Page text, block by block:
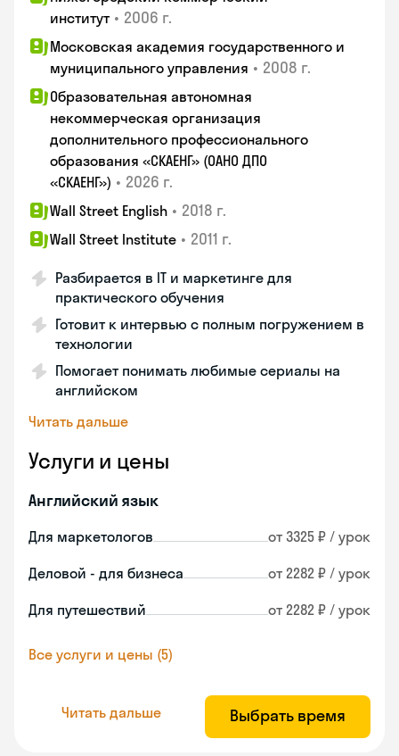
институт • 2006 г.
Московская академия государственного и
муниципального управления • 2008 г.
Образовательная автономная
некоммерческая организация
дополнительного профессионального
образования «СКАЕНГ» (ОАНО ДПО
«СКАЕНГ») • 2026 г.
Wall Street English • 2018 г.
Wall Street Institute • 2011 г.
Разбирается в IT и маркетинге для
практического обучения
Готовит к интервью с полным погружением в
технологии
Помогает понимать любимые сериалы на
английском
Читать дальше
Услуги и цены
Английский язык
Для маркетологов от 3325 ₽ / урок
Деловой - для бизнеса от 2282 ₽ / урок
Для путешествий от 2282 ₽ / урок
Все услуги и цены (5)
Читать дальше Выбрать время